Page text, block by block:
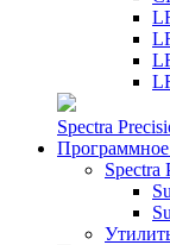
Spectra
Программное
Spectra